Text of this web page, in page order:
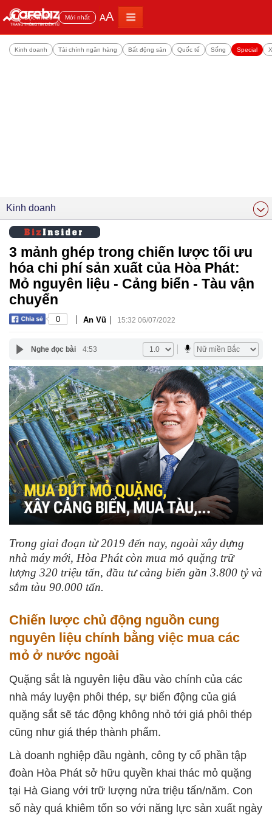
Đọc nhiều Mới nhất AA
Kinh doanh Tài chính ngân hàng Bất động sản Quốc tế Sống Special
Kinh doanh
3 mảnh ghép trong chiến lược tối ưu
hóa chi phí sản xuất của Hòa Phát:
Mỏ nguyên liệu - Cảng biển - Tàu vận
chuyển
0 | An Vũ | 15:32 06/07/2022
Nghe đọc bài 4:53
Trong giai đoạn từ 2019 đến nay, ngoài xây dựng
nhà máy mới, Hòa Phát còn mua mỏ quặng trữ
lượng 320 triệu tấn, đầu tư cảng biển gần 3.800 tỷ và
sắm tàu 90.000 tấn.
Chiến lược chủ động nguồn cung
nguyên liệu chính bằng việc mua các
mỏ ở nước ngoài
Quặng sắt là nguyên liệu đầu vào chính của các
nhà máy luyện phôi thép, sự biến động của giá
quặng sắt sẽ tác động không nhỏ tới giá phôi thép
cũng như giá thép thành phẩm.
Là doanh nghiệp đầu ngành, công ty cổ phần tập
đoàn Hòa Phát sở hữu quyền khai thác mỏ quặng
tại Hà Giang với trữ lượng nửa triệu tấn/năm. Con
số này quá khiêm tốn so với năng lực sản xuất ngày